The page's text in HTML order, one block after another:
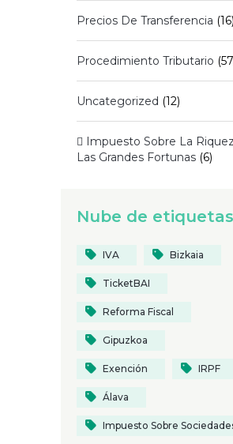
Precios De Transferencia (16)
Procedimiento Tributario
Uncategorized (12)
 Impuesto Sobre La
Las Grandes Fortunas(6)
Nube de etiquetas
IVA Bizkaia
TicketBAI
Reforma Fiscal
Gipuzkoa
Exención IRPF
Álava
Impuesto Sobre